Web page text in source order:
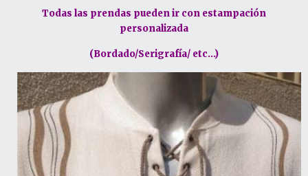
Todas las prendas pueden ir con estampación
personalizada
(Bordado/Serigrafía/ etc...)